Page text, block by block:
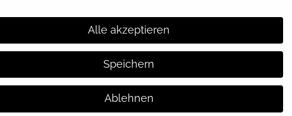
Alle akzeptieren
Speichern
Ablehnen